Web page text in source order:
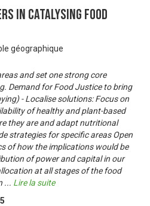
in Catalysing Food
géographique
and set one strong core
Demand for Food Justice to bring
- Localise solutions: Focus on
of healthy and plant-based
they are and adapt nutritional
strategies for specific areas Open
of how the implications would be
of power and capital in our
at all stages of the food
... Lire la suite
5